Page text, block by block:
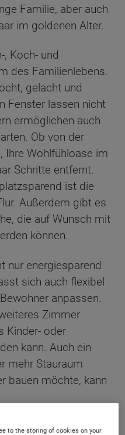
Familie, aber auch
im goldenen Alter.
Koch- und
des Familienlebens.
gelacht und
Fenster lassen nicht
ermöglichen auch
Ob von der
Ihre Wohlfühloase im
Schritte entfernt.
ist die
Außerdem gibt es
die auf Wunsch mit
können.
nur energiesparend
sich auch flexibel
anpassen.
Zimmer
Kinder- oder
kann. Auch ein
mehr Stauraum
bauen möchte, kann
to the storing of cookies on your